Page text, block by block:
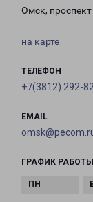
Омск,
на карте
ТЕЛЕФОН
+7(3812) 292-
EMAIL
ГРАФИК РАБОТЫ